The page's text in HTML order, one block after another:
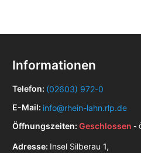
Informationen
Telefon: (02603) 972-0
E-Mail: info@rhein-lahn.rlp.de
Öffnungszeiten: Geschlossen -
Adresse: Insel Silberau 1,